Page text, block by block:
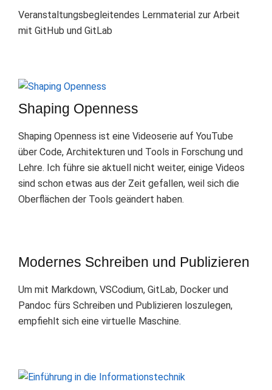
Veranstaltungsbegleitendes Lernmaterial zur Arbeit
mit GitHub und GitLab
Shaping Openness
Shaping Openness ist eine Videoserie auf YouTube
über Code, Architekturen und Tools in Forschung und
Lehre. Ich führe sie aktuell nicht weiter, einige Videos
sind schon etwas aus der Zeit gefallen, weil sich die
Oberflächen der Tools geändert haben.
Modernes Schreiben und Publizieren
Um mit Markdown, VSCodium, GitLab, Docker und
Pandoc fürs Schreiben und Publizieren loszulegen,
empfiehlt sich eine virtuelle Maschine.